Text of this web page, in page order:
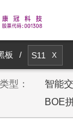
新品推荐
主流电视产品
创新电视产品
采购政策与流程
物料采购与联
投诉与反馈
股票信息
公司治理
公司公告
板 / S11 X
型： 智能
BOE